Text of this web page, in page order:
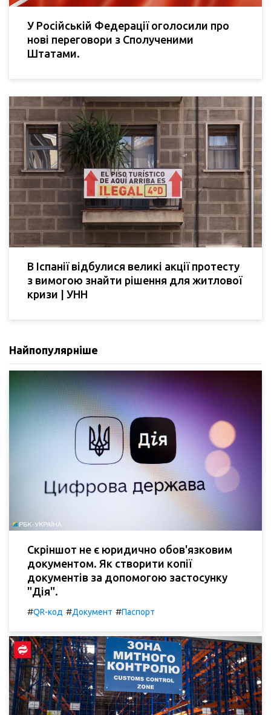
У Російській Федерації оголосили про
нові переговори з Сполученими
Штатами.
В Іспанії відбулися великі акції протесту
з вимогою знайти рішення для житлової
кризи | УНН
Найпопулярніше
Скріншот не є юридично обов'язковим
документом. Як створити копії
документів за допомогою застосунку
"Дія".
#QR-код #Документ #Паспорт